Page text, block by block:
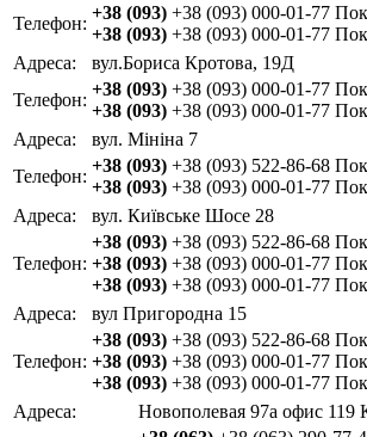
Телефон:
+38 (093) +38 (093) 000-01-77
+38 (093) +38 (093) 000-01-77
Адреса:
вул.Бориса Кротова, 19Д
Телефон:
+38 (093) +38 (093) 000-01-77
+38 (093) +38 (093) 000-01-77
Адреса:
вул. Мініна 7
Телефон:
+38 (093) +38 (093) 522-86-68
+38 (093) +38 (093) 000-01-77
Адреса:
вул. Київське Шосе 28
Телефон:
+38 (093) +38 (093) 522-86-68
+38 (093) +38 (093) 000-01-77
+38 (093) +38 (093) 000-01-77
Адреса:
вул Пригородна 15
Телефон:
+38 (093) +38 (093) 522-86-68
+38 (093) +38 (093) 000-01-77
+38 (093) +38 (093) 000-01-77
Адреса:
Новополевая 97а офис 119